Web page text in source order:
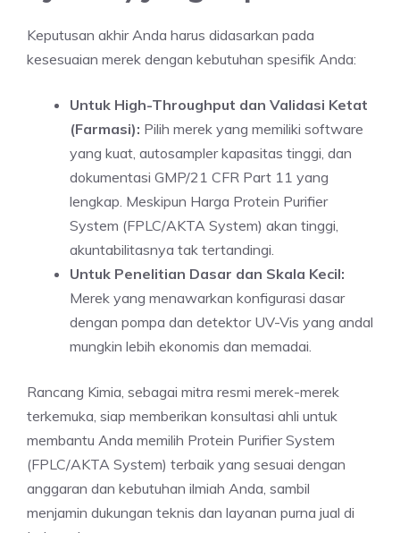
Keputusan akhir Anda harus didasarkan pada
kesesuaian merek dengan kebutuhan spesifik Anda:
Untuk High-Throughput dan Validasi Ketat
(Farmasi): Pilih merek yang memiliki software
yang kuat, autosampler kapasitas tinggi, dan
dokumentasi GMP/21 CFR Part 11 yang
lengkap. Meskipun Harga Protein Purifier
System (FPLC/AKTA System) akan tinggi,
akuntabilitasnya tak tertandingi.
Untuk Penelitian Dasar dan Skala Kecil:
Merek yang menawarkan konfigurasi dasar
dengan pompa dan detektor UV-Vis yang andal
mungkin lebih ekonomis dan memadai.
Rancang Kimia, sebagai mitra resmi merek-merek
terkemuka, siap memberikan konsultasi ahli untuk
membantu Anda memilih Protein Purifier System
(FPLC/AKTA System) terbaik yang sesuai dengan
anggaran dan kebutuhan ilmiah Anda, sambil
menjamin dukungan teknis dan layanan purna jual di